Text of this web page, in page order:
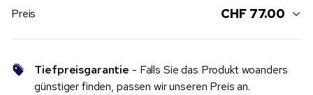
Preis CHF 77.00
Tiefpreisgarantie - Falls Sie das Produkt woanders
günstiger finden, passen wir unseren Preis an.